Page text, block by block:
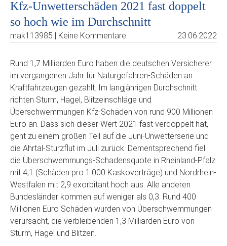
Kfz-Unwetterschäden 2021 fast doppelt
so hoch wie im Durchschnitt
mak113985 | Keine Kommentare 23.06.2022
Rund 1,7 Milliarden Euro haben die deutschen Versicherer
im vergangenen Jahr für Naturgefahren-Schäden an
Kraftfahrzeugen gezahlt. Im langjährigen Durchschnitt
richten Sturm, Hagel, Blitzeinschläge und
Überschwemmungen Kfz-Schäden von rund 900 Millionen
Euro an. Dass sich dieser Wert 2021 fast verdoppelt hat,
geht zu einem großen Teil auf die Juni-Unwetterserie und
die Ahrtal-Sturzflut im Juli zurück. Dementsprechend fiel
die Überschwemmungs-Schadensquote in Rheinland-Pfalz
mit 4,1 (Schäden pro 1.000 Kaskoverträge) und Nordrhein-
Westfalen mit 2,9 exorbitant hoch aus. Alle anderen
Bundesländer kommen auf weniger als 0,3. Rund 400
Millionen Euro Schäden wurden von Überschwemmungen
verursacht, die verbleibenden 1,3 Milliarden Euro von
Sturm, Hagel und Blitzen.